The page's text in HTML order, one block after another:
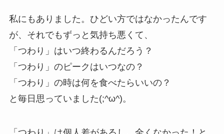
私にもありました。ひどい方ではなかったんです
が、それでもずっと気持ち悪くて、
「つわり」はいつ終わるんだろう？
「つわり」のピークはいつなの？
「つわり」の時は何を食べたらいいの？
と毎日思っていました(;^ω^)。